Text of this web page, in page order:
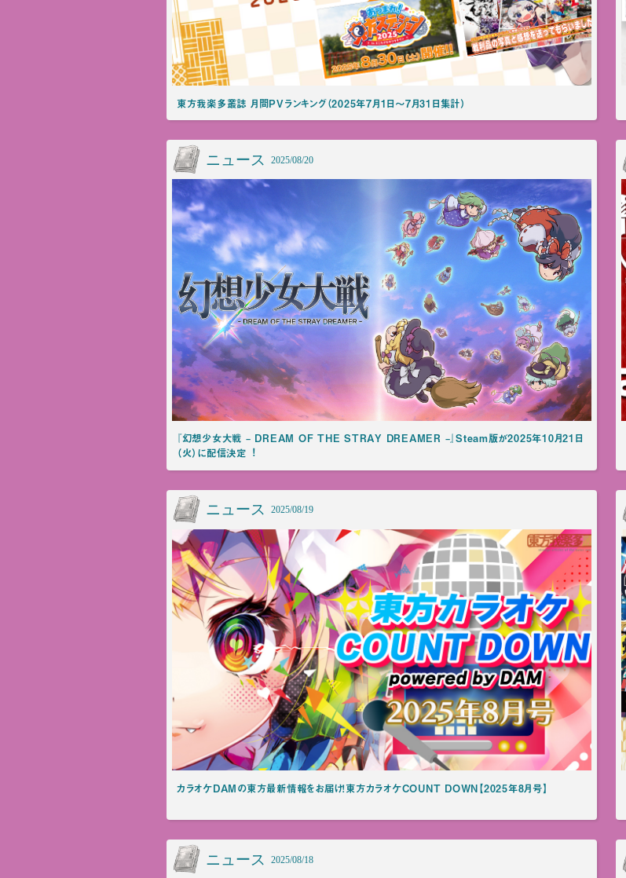
東方我楽多叢誌 月間PVランキング（2025年7月1日～7月31日集計）
ニュース 2025/08/20
『幻想少⼥⼤戦 – DREAM OF THE STRAY DREAMER –』Steam版が2025年10⽉21⽇
（⽕）に配信決定︕
ニュース 2025/08/19
カラオケDAMの東方最新情報をお届け！東方カラオケCOUNT DOWN【2025年8月号】
ニュース 2025/08/18